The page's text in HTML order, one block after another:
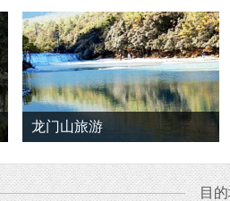
龙门山旅游
目